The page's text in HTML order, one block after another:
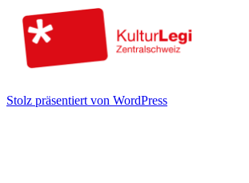
Stolz präsentiert von WordPress